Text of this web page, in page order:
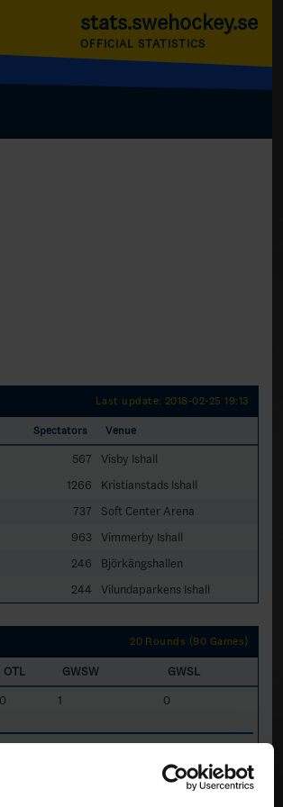
stats.swehockey.se
OFFICIAL STATISTICS
Last update: 2018-02-25 19:13
Spectators Venue
567
Visby Ishall
1266
Kristianstads Ishall
737
Soft Center Arena
963
Vimmerby Ishall
246
Björkängshallen
244 Vilundaparkens Ishall
20 Rounds (90 Games)
OTL GWSW
GWSL
0 1 0
0